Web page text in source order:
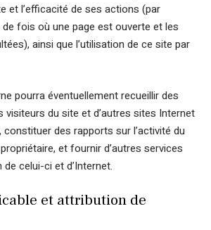
et l’efficacité de ses actions (par
fois où une page est ouverte et les
ainsi que l’utilisation de ce site par
pourra éventuellement recueillir des
du site et d’autres sites Internet
des rapports sur l’activité du
et fournir d’autres services
celui-ci et d’Internet.
et attribution de